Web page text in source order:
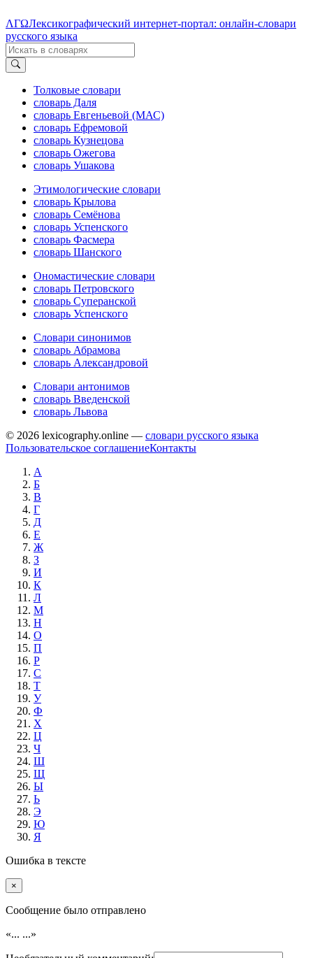
ΛΓΩЛексикографический интернет-портал: онлайн-словари
русского языка
Толковые словари
словарь Даля
словарь Евгеньевой (МАС)
словарь Ефремовой
словарь Кузнецова
словарь Ожегова
словарь Ушакова
Этимологические словари
словарь Крылова
словарь Семёнова
словарь Успенского
словарь Фасмера
словарь Шанского
Ономастические словари
словарь Петровского
словарь Суперанской
словарь Успенского
Словари синонимов
словарь Абрамова
словарь Александровой
Словари антонимов
словарь Введенской
словарь Львова
© 2026 lexicography.online — словари русского языка
Пользовательское соглашениеКонтакты
А
Б
В
Г
Д
Е
Ж
З
И
К
Л
М
Н
О
П
Р
С
Т
У
Ф
Х
Ц
Ч
Ш
Щ
Ы
Ь
Э
Ю
Я
Ошибка в тексте
×
Cообщение было отправлено
«... ...»